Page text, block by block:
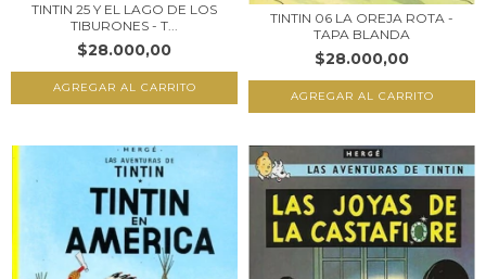
TINTIN 25 Y EL LAGO DE LOS
TIBURONES - T...
$28.000,00
TINTIN 06 LA OREJA ROTA -
TAPA BLANDA
$28.000,00